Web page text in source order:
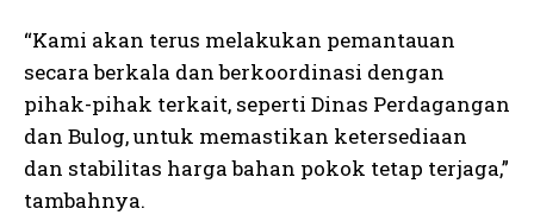
“Kami akan terus melakukan pemantauan
secara berkala dan berkoordinasi dengan
pihak-pihak terkait, seperti Dinas Perdagangan
dan Bulog, untuk memastikan ketersediaan
dan stabilitas harga bahan pokok tetap terjaga,”
tambahnya.